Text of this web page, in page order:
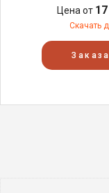
Цена от
Скачать